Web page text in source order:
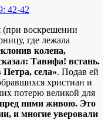
42-42
(при воскрешении
где лежала
колена,
Тавифа! встань.
села». Подав ей
христиан и
по­терю великой для
пред ни­ми живою. Это
и многие уверовали